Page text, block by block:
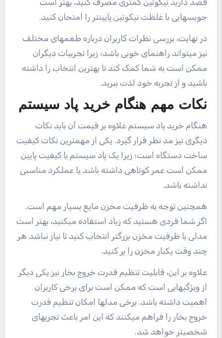
قصد دارید نیکوتین کمتری مصرف کنید، بهتر است
جویسهایی با غلظت نیکوتین پایینتر را امتحان کنید.
در نهایت، بررسی نظرات کاربران درباره طعمهای مختلف
نیز میتواند راهنمای خوبی باشد؛ زیرا تجربیات دیگران
ممکن است به شما کمک کند تا بهترین انتخاب را داشته
باشید و از تجربه خود لذت ببرید.
نکات مهم هنگام خرید پاد سیستم
هنگام خرید پاد سیستم علاوه بر قیمت آن باید نکات
دیگری نیز مد نظر قرار گیرد. یکی از مهمترین نکات کیفیت
ساخت دستگاه است؛ زیرا یک پاد سیستم با کیفیت پایین
ممکن است عمر کوتاهی داشته باشد یا عملکرد مناسبی
نداشته باشد.
همچنین توجه به ظرفیت مخزن مایع بسیار مهم است.
اگر شما فردی هستید که زیاد استفاده میکنید، بهتر است
مدلی با ظرفیت مخزن بزرگتر انتخاب کنید تا نیاز نباشد هر
چند وقت یکبار مخزن را پر کنید.
علاوه بر این، قابلیت تنظیم قدرت خروج بخار نیز یکی دیگر
از ویژگیهایی است که ممکن است برای برخی کاربران
اهمیت داشته باشد. برخی مدلها امکان تنظیم قدرت
خروج بخار را فراهم میکنند که این امر باعث تجربهای
شخصیتر خواهد شد.